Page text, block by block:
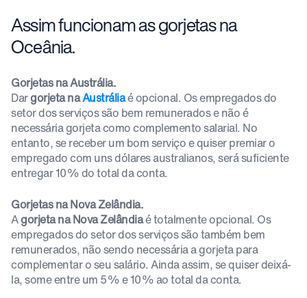
Assim funcionam as gorjetas na
Oceânia.
Gorjetas na Austrália.
Dargorjeta naAustráliaé opcional. Os empregados do
setor dos serviços são bem remunerados e não é
necessária gorjeta como complemento salarial. No
entanto, se receber um bom serviço e quiser premiar o
empregado com uns dólares australianos, será suficiente
entregar 10% do total da conta.
Gorjetas na Nova Zelândia.
Agorjeta na Nova Zelândiaé totalmente opcional. Os
empregados do setor dos serviços são também bem
remunerados, não sendo necessária a gorjeta para
complementar o seu salário. Ainda assim, se quiser deixá-
la, some entre um 5% e 10% ao total da conta.